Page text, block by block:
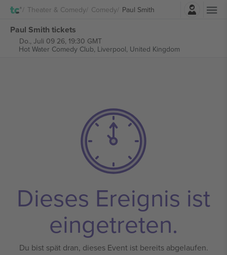
Theater & Comedy Comedy Paul Smith
Einloggen
Paul Smith tickets
Do., Juli 09 26, 19:30 GMT
Hot Water Comedy Club, Liverpool, United Kingdom
Dieses Ereignis ist
eingetreten.
Du bist spät dran, dieses Event ist bereits abgelaufen.